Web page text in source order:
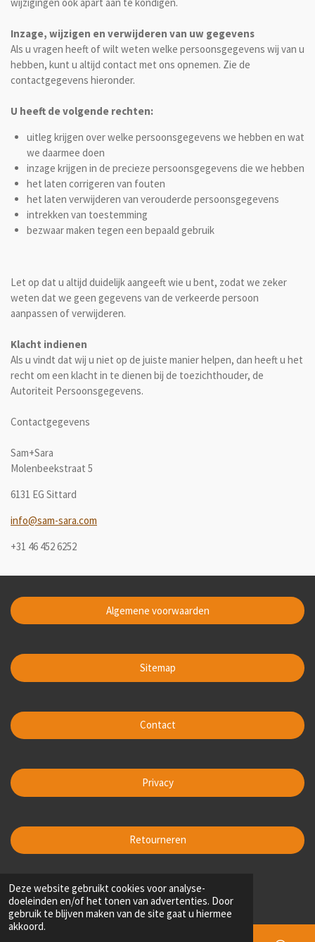
Deze website gebruikt cookies voor analyse-
doeleinden en/of het tonen van advertenties. Door
gebruik te blijven maken van de site gaat u hiermee
akkoord.
Inzage, wijzigen en verwijderen van uw gegevens
Als u vragen heeft of wilt weten welke persoonsgegevens wij van u
hebben, kunt u altijd contact met ons opnemen. Zie de
contactgegevens hieronder.
U heeft de volgende rechten:
uitleg krijgen over welke persoonsgegevens we hebben en wat
we daarmee doen
inzage krijgen in de precieze persoonsgegevens die we hebben
het laten corrigeren van fouten
het laten verwijderen van verouderde persoonsgegevens
intrekken van toestemming
bezwaar maken tegen een bepaald gebruik
Let op dat u altijd duidelijk aangeeft wie u bent, zodat we zeker
weten dat we geen gegevens van de verkeerde persoon
aanpassen of verwijderen.
Klacht indienen
Als u vindt dat wij u niet op de juiste manier helpen, dan heeft u het
recht om een klacht in te dienen bij de toezichthouder, de
Autoriteit Persoonsgegevens.
Contactgegevens
Sam+Sara
Molenbeekstraat 5
6131 EG Sittard
info@sam-sara.com
+31 46 452 6252
Algemene voorwaarden
Sitemap
Contact
Privacy
Retourneren
R
a
t
i
1
s
t
2
s
t
3
s
t
4
s
t
5
s
t
S
t
e
200 stemmen